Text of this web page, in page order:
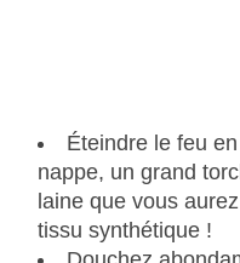
Éteindre le feu
nappe, un grand
laine que vous
tissu synthétique !